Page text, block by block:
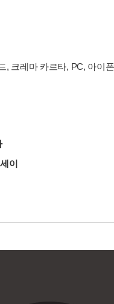
, 크레마 카르타, PC, 아이
이